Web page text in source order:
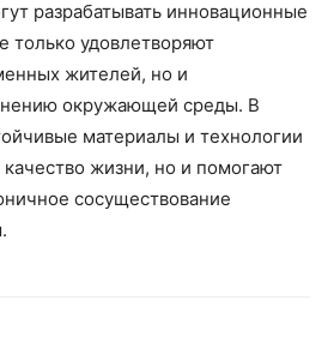
разрабатывать инновационные
только удовлетворяют
жителей, но и
окружающей среды. В
материалы и технологии
жизни, но и помогают
сосуществование